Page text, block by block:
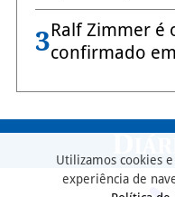
3Ralf Zimmer é
confirmado
Utilizamos cookies
experiência de